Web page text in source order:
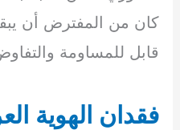
كان من المفترض أن
قابل للمساومة
فقدان الهوية